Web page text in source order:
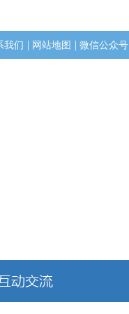
我们 | 网站地图 | 微信公众号